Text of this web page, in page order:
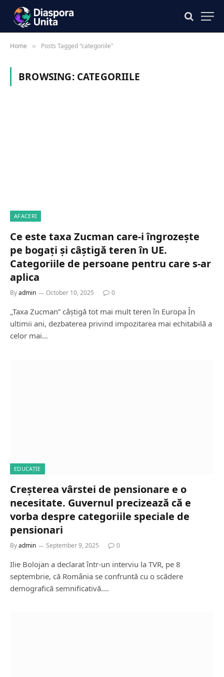
Home » Posts Tagged "categoriile"
BROWSING: CATEGORIILE
AFACERI
Ce este taxa Zucman care-i îngrozește
pe bogați și câștigă teren în UE.
Categoriile de persoane pentru care s-ar
aplica
Byadmin October 10, 2025 0
„Taxa Zucman” câștigă tot mai mult teren în Europa În
ultimii ani, dezbaterea privind impozitarea mai echitabilă a
celor mai…
EDUCAȚIE
Creșterea vârstei de pensionare e o
necesitate. Guvernul precizează că e
vorba despre categoriile speciale de
pensionari
Byadmin September 9, 2025 0
Ilie Bolojan a declarat într-un interviu la TVR, pe 8
septembrie, că România se confruntă cu o scădere
demografică semnificativă.…